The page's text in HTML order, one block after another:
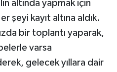
altında yapmak için
kayıt altına aldık.
bir toplantı yaparak,
varsa
gelecek yıllara dair